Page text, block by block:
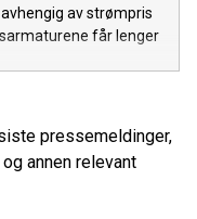
av strømpris
får lenger
pressemeldinger,
annen relevant